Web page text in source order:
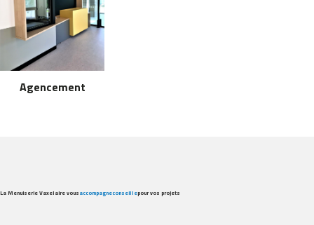
Agencement
La Menuiserie Vaxelaire vousaccompagneconseillepour vos projets